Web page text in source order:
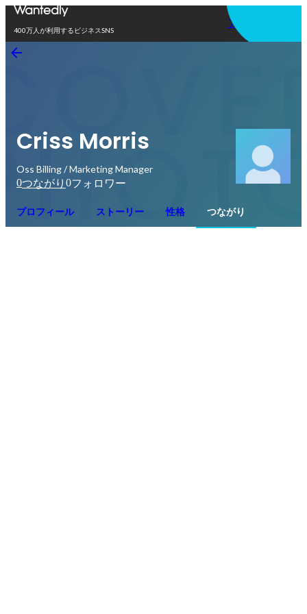
400万人が利用するビジネスSNS
アプリを使う
Criss Morris
Oss Billing / Marketing Manager
0つながり 0フォロワー
プロフィール ストーリー 性格 つながり